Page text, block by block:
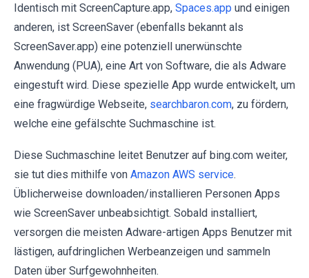
Identisch mit ScreenCapture.app, Spaces.app und einigen
anderen, ist ScreenSaver (ebenfalls bekannt als
ScreenSaver.app) eine potenziell unerwünschte
Anwendung (PUA), eine Art von Software, die als Adware
eingestuft wird. Diese spezielle App wurde entwickelt, um
eine fragwürdige Webseite, searchbaron.com, zu fördern,
welche eine gefälschte Suchmaschine ist.
Diese Suchmaschine leitet Benutzer auf bing.com weiter,
sie tut dies mithilfe von Amazon AWS service.
Üblicherweise downloaden/installieren Personen Apps
wie ScreenSaver unbeabsichtigt. Sobald installiert,
versorgen die meisten Adware-artigen Apps Benutzer mit
lästigen, aufdringlichen Werbeanzeigen und sammeln
Daten über Surfgewohnheiten.